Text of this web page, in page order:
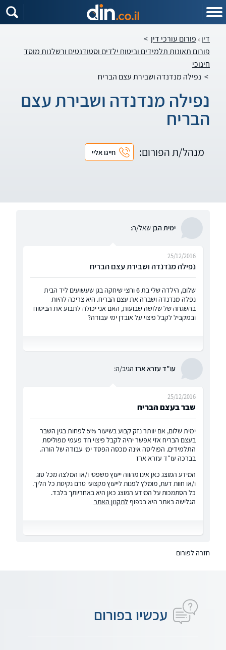
דין פורום עורכי דין >
פורום תאונות תלמידים וביטוח ילדים וסטודנטים ורשלנות מוסד
חינוכי
> נפילה מנדנדה ושבירת עצם הבריח
נפילה מנדנדה ושבירת עצם
הבריח
מנהל/ת הפורום: חייגו אליי
ימית הבןשאל/ה:
נפילה מנדנדה ושבירת עצם הבריח
25/12/2016
שלום, הילדה שלי בת 6 וחצי שיחקה בגן שעשועים ליד הבית
נפלה מנדנדה ושברה את עצם הבריח. היא צריכה להיות
בהשגחה של שלושה שבועות, האם אני יכולה לתבוע את הביטוח
ובמקביל לקבל פיצוי על אובדן ימי עבודה?
עו"ד עזרא ארז הגיב/ה:
שבר בעצם הבריח
25/12/2016
ימית שלום, אם יוותר נזק קבוע בשיעור 5% לפחות בגין השבר
בעצם הבריח אזי אפשר יהיה לקבל פיצוי חד פעמי מפוליסת
התלמידים. הפוליסה אינה מכסה הפסד ימי עבודה של הורה.
בברכה עו"ד עזרא ארז
המידע המוצג כאן אינו מהווה ייעוץ משפטי ו/או המלצה מכל סוג
ו/או חוות דעת, מומלץ לפנות לייעוץ מקצועי טרם נקיטת כל הליך.
כל הסתמכות על המידע המוצג כאן היא באחריותך בלבד.
הגלישה באתר היא בכפוף לתקנון האתר
חזרה לפורום
עכשיו בפורום